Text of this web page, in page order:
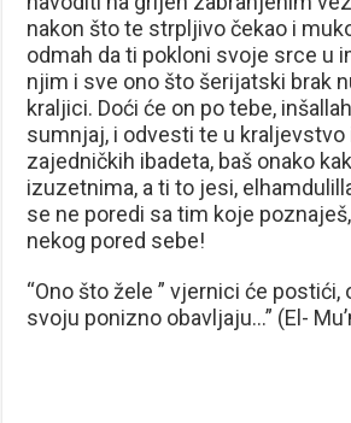
nakon što te strpljivo čekao i
odmah da ti pokloni svoje srce u
njim i sve ono što šerijatski brak
kraljici. Doći će on po tebe,
sumnjaj, i odvesti te u kraljevstvo
zajedničkih ibadeta, baš onako
izuzetnima, a ti to jesi,
se ne poredi sa tim koje
nekog pored sebe!
“Ono što žele ” vjernici će
svoju ponizno obavljaju…” (El-